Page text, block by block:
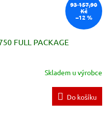
93 157,90
Kč
–12 %
FULL PACKAGE
Skladem u výrobce
Do košíku